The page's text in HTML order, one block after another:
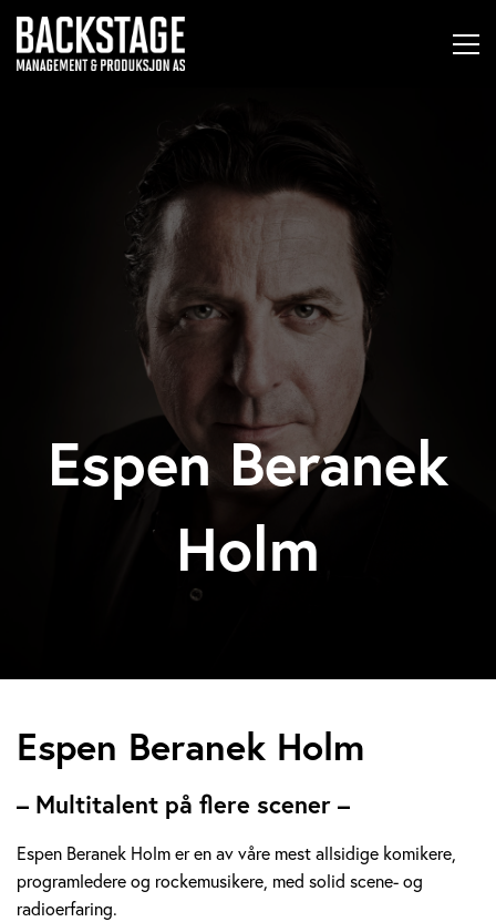
Espen Beranek
Holm
E
p
e
Espen Beranek Holm
– Multitalent på flere scener –
Espen Beranek Holm er en av våre mest allsidige komikere,
programledere og rockemusikere, med solid scene- og
radioerfaring.